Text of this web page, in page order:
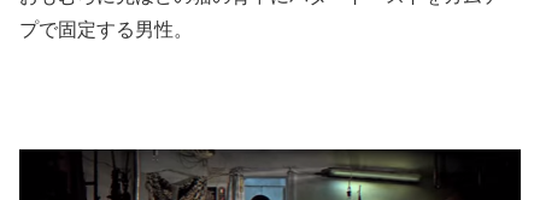
プで固定する男性。